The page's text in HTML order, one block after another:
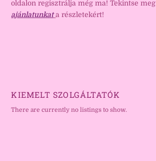
oldalon regisztrálja még ma! Tekintse meg
ajánlatunkat a részletekért!
KIEMELT SZOLGÁLTATÓK
There are currently no listings to show.